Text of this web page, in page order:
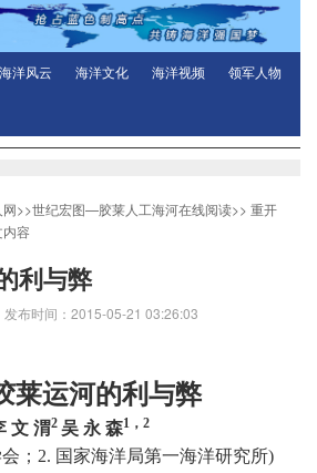
海洋风云 海洋文化 海洋视频 领军人物
>>世纪宏图—胶莱人工海河在线阅读>> 重开
容
利与弊
时间：2015-05-21 03:26:03
莱运河的利与弊
文 渭2 吴 永 森1，2
； 2. 国家海洋局第一海洋研究所)